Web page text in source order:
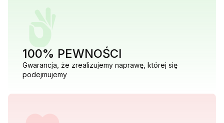
100% PEWNOŚCI
Gwarancja, że zrealizujemy naprawę, której się
podejmujemy